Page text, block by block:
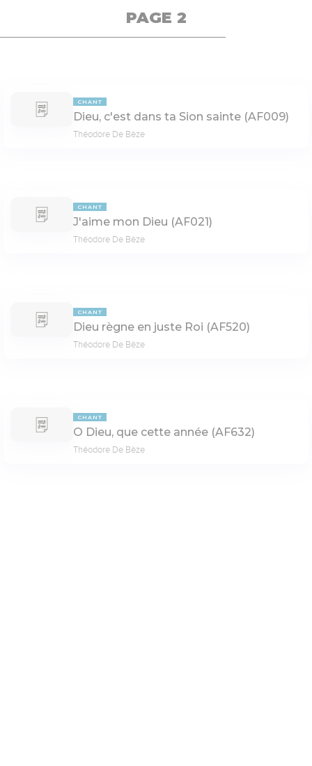
PAGE 2
CHANT
Dieu, c'est dans ta Sion sainte (AF009)
Théodore De Bèze
CHANT
J'aime mon Dieu (AF021)
Théodore De Bèze
CHANT
Dieu règne en juste Roi (AF520)
Théodore De Bèze
CHANT
O Dieu, que cette année (AF632)
Théodore De Bèze